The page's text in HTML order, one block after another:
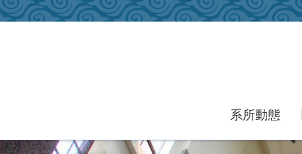
跳到主要內容區塊
系所動態